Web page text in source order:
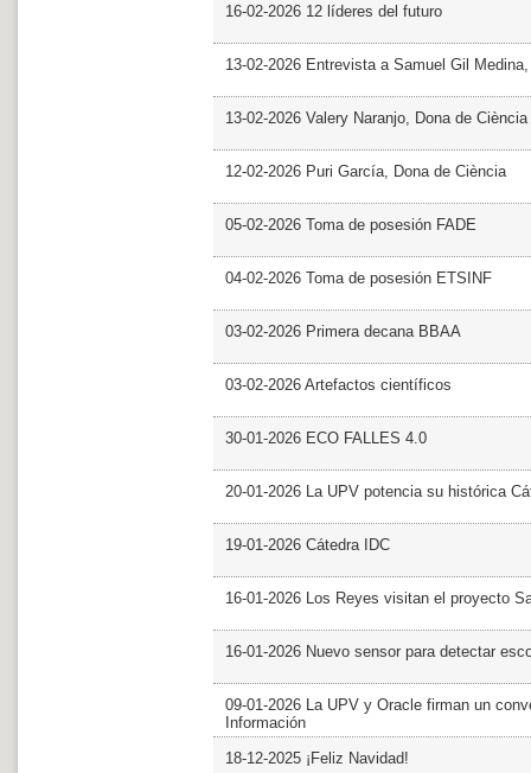
16-02-2026 12 líderes del futuro
13-02-2026 Entrevista a Samuel Gil
13-02-2026 Valery Naranjo, Dona de Ciència
12-02-2026 Puri García, Dona de Ciència
05-02-2026 Toma de posesión FADE
04-02-2026 Toma de posesión ETSINF
03-02-2026 Primera decana BBAA
03-02-2026 Artefactos científicos
30-01-2026 ECO FALLES 4.0
20-01-2026 La UPV potencia su histórica
19-01-2026 Cátedra IDC
16-01-2026 Los Reyes visitan el proyecto
16-01-2026 Nuevo sensor para detectar
09-01-2026 La UPV y Oracle firman un
Información
18-12-2025 ¡Feliz Navidad!